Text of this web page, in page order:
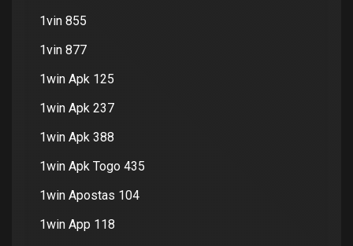
1vin 855
1vin 877
1win Apk 125
1win Apk 237
1win Apk 388
1win Apk Togo 435
1win Apostas 104
1win App 118